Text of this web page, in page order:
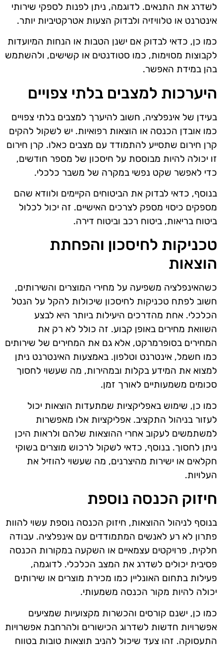
לשדרג את התנאים. לדוגמה, ניתן לפנות לספקי שירותי
אינטרנט או טלוויזיה ולבדוק הצעות אטרקטיביות יותר.
כמו כן, כדאי לבדוק אם ישנן הטבות או הנחות המיועדות
לקבוצות מסוימות, כמו סטודנטים או קשישים, ולהשתמש
בהן במידת האפשר.
היערכות למצבים בלתי צפויים
בעידן של אינפלציה, חשוב להיערך למצבים בלתי צפויים
כמו אובדן הכנסה או הוצאות רפואיות. יש לשקול להקים
קרן חירום שתסייע להתמודד עם מצבים כאלו. קרן חירום
זו יכולה להיות מבוססת על חיסכון של מספר חודשים,
כדי לאפשר שקט נפשי במקרה של משבר כלכלי.
בנוסף, כדאי לבדוק את הביטוחים הקיימים ולוודא שהם
מספקים כיסוי מספק לצרכים האישיים. זה יכול לכלול
ביטוח בריאות, ביטוח רכב וביטוח דירה.
טכניקות לחיסכון והפחתת
הוצאות
כשהאינפלציה משפיעה על מחירי המוצרים והשירותים,
חשוב לפתח טכניקות לחיסכון שיכולות להקל על הנטל
הכלכלי. אחת מהדרכים היעילות ביותר היא לבצע
השוואת מחירים באופן קבוע. זה כולל לא רק את
המחירים בסופרמרקט, אלא גם את המחירים של שירותים
כמו חשמל, אינטרנט וטלפון. באמצעות האינטרנט ניתן
למצוא את המידע בקלות ובמהירות, מה שעשוי לחסוך
סכומים משמעותיים לאורך זמן.
כמו כן, שימוש באפליקציות שמתעדות הוצאות יכול
לעזור בניהול התקציב. אפליקציות אלו מאפשרות
למשתמשים לעקוב אחרי ההוצאות שלהם ולראות היכן
ניתן לחסוך. בנוסף, כדאי לשקול לרכוש מוצרים בשוקי
חקלאים או ישירות מהיצרנים, מה שעשוי להוזיל את
העלויות.
חיזוק הכנסה נוספת
בנוסף לניהול ההוצאות, חיזוק הכנסה נוספת עשוי להוות
פתרון לא רע לאנשים המתמודדים עם אינפלציה. עבודה
חלקית, פרויקטים עצמאיים או השקעה במקורות הכנסה
פסיבית יכולים לשדרג את המצב הכלכלי. לדוגמה,
פעילות בתחום האונליין כמו מכירת מוצרים או שירותים
יכולה להיות מקור הכנסה משמעותי.
כמו כן, ישנם קורסים והכשרות מקצועיות שמציעים
אפשרויות חדשות לשדרוג הכישורים ולהרחבת אפשרויות
התעסוקה. זהו צעד שיכול להניב תוצאות טובות בטווח